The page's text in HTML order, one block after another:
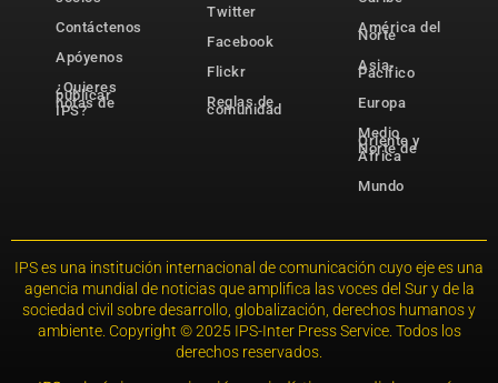
Contáctenos
Apóyenos
¿Quieres
publicar
notas de
IPS?
Twitter
Facebook
Flickr
Reglas de
comunidad
América del
Norte
Asia-
Pacífico
Europa
Medio
Oriente y
Norte de
África
Mundo
IPS es una institución internacional de comunicación cuyo eje es una
agencia mundial de noticias que amplifica las voces del Sur y de la
sociedad civil sobre desarrollo, globalización, derechos humanos y
ambiente. Copyright © 2025 IPS-Inter Press Service. Todos los
derechos reservados.